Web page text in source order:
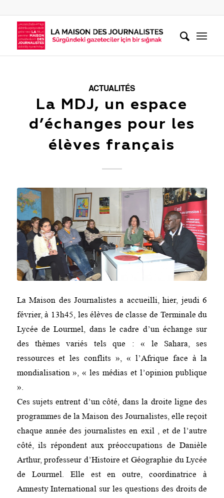
ACTUALITÉS
La MDJ, un espace
d’échanges pour les
élèves français
La Maison des Journalistes a accueilli, hier, jeudi 6
février, à 13h45, les élèves de classe de Terminale du
Lycée de Lourmel, dans le cadre d’un échange sur
des thèmes variés tels que : « le Sahara, ses
ressources et les conflits », « l’Afrique face à la
mondialisation », « les médias et l’opinion publique
».
Ces sujets entrent d’un côté, dans la droite ligne des
programmes de la Maison des Journalistes, elle reçoit
chaque année des journalistes en exil , et de l’autre
côté, ils répondent aux préoccupations de Danièle
Arthur, professeur d’Histoire et Géographie du Lycée
de Lourmel. Elle est en outre, coordinatrice à
Amnesty International sur les questions des droits de